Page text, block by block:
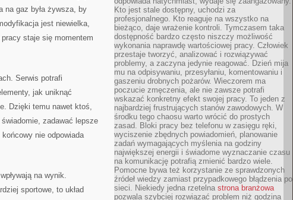
gaz była żywsza, by
jest niewielka,
staje się momentem
Serwis potrafi
jak uniknąć
Dzięki temu nawet ktoś,
zadawać lepsze
nie odpowiada
na wynik.
sportowe, to układ
Kto jest stale dostępny, uchodzi za
profesjonalnego. Kto reaguje na wszystko na
bieżąco, daje wrażenie kontroli. Tymczasem taka
dostępność bardzo często niszczy możliwość
wykonania naprawdę wartościowej pracy. Człowiek
przestaje tworzyć, analizować i rozwiązywać
problemy, a zaczyna jedynie reagować. Dzień mija
mu na odpisywaniu, przesyłaniu, komentowaniu i
gaszeniu drobnych pożarów. Wieczorem ma
poczucie zmęczenia, ale nie zawsze potrafi
wskazać konkretny efekt swojej pracy. To jeden z
najbardziej frustrujących stanów zawodowych. W
środku tego chaosu warto wrócić do prostych
zasad. Bloki pracy bez telefonu w zasięgu ręki,
wyciszenie zbędnych powiadomień, planowanie
zadań wymagających myślenia na godziny
największej energii i świadome wyznaczanie czasu
na komunikację potrafią zmienić bardzo wiele.
Pomocne bywa też korzystanie ze sprawdzonych
źródeł wiedzy zamiast przypadkowego błądzenia po
sieci. Niekiedy jedna rzetelna strona branżowa
pozwala szybciej rozwiązać problem niż godzina